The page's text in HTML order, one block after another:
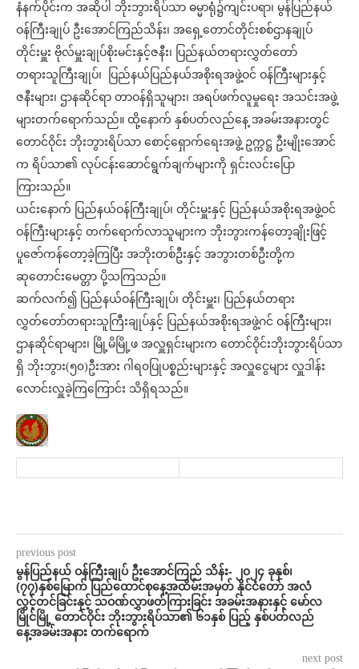
နံနက်ပိုင်းက အဆိုပါ ဘိုးဘွားရိပ်သာ ဓမ္မာရုံ၌ကျင်းပရာ၊ မွန်ပြည်နယ်
ဝန်ကြီးချုပ် ဦးအောင်ကြည်သိန်း၊ အရှေ့တောင်တိုင်းစစ်ဌာနချုပ်
တိုင်းမှူး ဗိုလ်မှူးချုပ်စိုးမင်းနှင့်ဇနီး၊ ပြည်နယ်တရားလွှတ်တော်
တရားသူကြီးချုပ်၊ ပြည်နယ်ပြည်နယ်အစိုးရအဖွဲ့ဝင် ဝန်ကြီးများနှင့်
ဇနီးများ၊ ဌာနဆိုင်ရာ တာဝန်ရှိသူများ၊ အရပ်ဖက်လူမှုရေး အသင်းအဖွဲ့
များတက်ရောက်သည်။ ထို့နောက် နှစ်ပတ်လည်နေ့ အခမ်းအနားတွင်
တောင်ဝိုင်း ဘိုးဘွားရိပ်သာ စောင့်ရှောက်ရေးအဖွဲ့ ဥက္ကဋ္ဌ ဦးမျိုးအောင်
က ရိပ်သာ၏ လုပ်ငန်းဆောင်ရွက်ချက်များကို ရှင်းလင်းပြော
ကြားသည်။
ယင်းနောက် ပြည်နယ်ဝန်ကြီးချုပ်၊ တိုင်းမှူးနှင့် ပြည်နယ်အစိုးရအဖွဲ့ဝင်
ဝန်ကြီးများနှင့် တက်ရောက်လာသူများက ဘိုးဘွားကန်တော့ချိုးဖြင့်
ပူဇော်ကန်တော့ခဲ့ကြပြီး အဘိုးတစ်ဦးနှင့် အဘွားတစ်ဦးတို့က
ဆုတောင်းမေတ္တာ ပို့သကြသည်။
ဆက်လက်၍ ပြည်နယ်ဝန်ကြီးချုပ်၊ တိုင်းမှူး၊ ပြည်နယ်တရား
လွှတ်တော်တရားသူကြီးချုပ်နှင့် ပြည်နယ်အစိုးရအဖွဲ့ဂင် ဝန်ကြီးများ၊
ဌာနဆိုင်ရာများ၊ မြို့မိမြို့ဖ အလှူရှင်းများက တောင်ဝိုင်းဘိုးဘွားရိပ်သာ
ရှိ ဘိုးဘွား(၅၀)ဦးအား ဂါရ၀ပြုပစ္စည်းများနှင့် အလှူငွေများ လှူဒါန်း
လောင်းလှူခဲ့ကြကြောင်း သိရှိရသည်။
previous post
မွန်ပြည်နယ် ဝန်ကြီးချုပ် ဦးအောင်ကြည် သိန်း- ၂၀၂၄ ခုနှစ်၊
(၇၇)နှစ်မြောက် ပြည်ထောင်စုနေ့အထိမ်းအမှတ် နိုင်ငံတော် အလံ
လွှင့်တင်ခြင်းနှင့် သဝဏ်လွှာဖတ်ကြားခြင်း အခမ်းအနားနှင့် မော်လ
မြိုင်မြို့ တောင်ဝိုင်း ဘိုးဘွားရိပ်သာ၏ ၆၁နှစ် ပြည့် နှစ်ပတ်လည်
နေ့အခမ်းအနား တက်ရောက်
next post